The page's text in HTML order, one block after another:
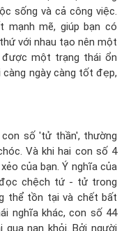
sống và cả công việc.
mạnh mẽ, giúp bạn có
với nhau tạo nên một
một trạng thái ổn
ngày càng tốt đẹp,
số 'tử thần', thường
Và khi hai con số 4
của bạn. Ý nghĩa của
chệch tứ - tử trong
thể tồn tại và chết bất
nghĩa khác, con số 44
nạn khỏi. Bởi người